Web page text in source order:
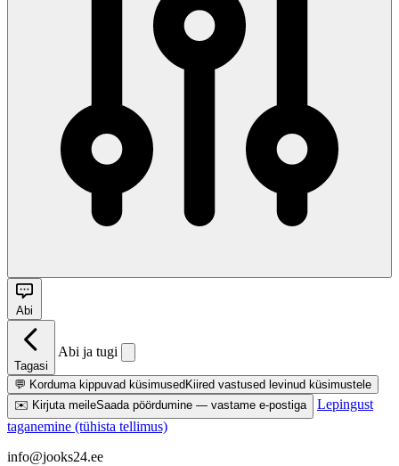
Abi
Tagasi
Abi ja tugi
💬 Korduma kippuvad küsimused Kiired vastused levinud küsimustele
✉️ Kirjuta meileSaada pöördumine — vastame e-postiga
Lepingust
taganemine (tühista tellimus)
info@jooks24.ee